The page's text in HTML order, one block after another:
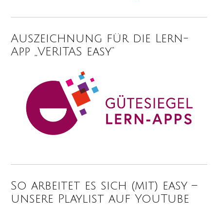
Auszeichnung für die Lern-
App „VERITAS easy“
So arbeitet es sich (mit) easy –
unsere Playlist auf YouTube